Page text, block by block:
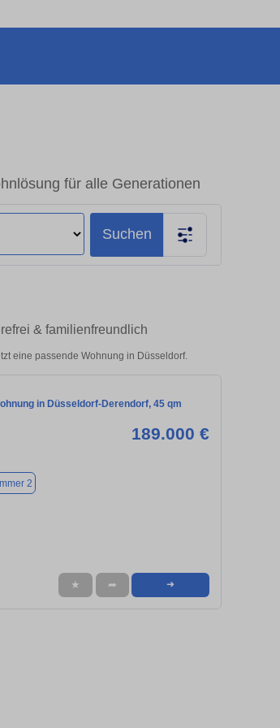
für alle Generationen
Suchen
& familienfreundlich
eine passende Wohnung in Düsseldorf.
in Düsseldorf-Derendorf, 45 qm
189.000 €
2
★ ➦ ➜